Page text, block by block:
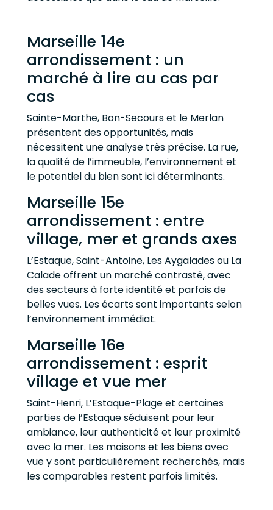
Marseille 14e
arrondissement : un
marché à lire au cas par
cas
Sainte-Marthe, Bon-Secours et le Merlan
présentent des opportunités, mais
nécessitent une analyse très précise. La rue,
la qualité de l’immeuble, l’environnement et
le potentiel du bien sont ici déterminants.
Marseille 15e
arrondissement : entre
village, mer et grands axes
L’Estaque, Saint-Antoine, Les Aygalades ou La
Calade offrent un marché contrasté, avec
des secteurs à forte identité et parfois de
belles vues. Les écarts sont importants selon
l’environnement immédiat.
Marseille 16e
arrondissement : esprit
village et vue mer
Saint-Henri, L’Estaque-Plage et certaines
parties de l’Estaque séduisent pour leur
ambiance, leur authenticité et leur proximité
avec la mer. Les maisons et les biens avec
vue y sont particulièrement recherchés, mais
les comparables restent parfois limités.